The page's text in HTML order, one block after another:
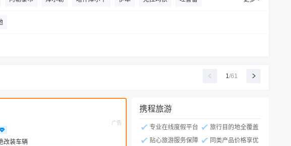
1/61
改装车辆
广告
携程旅游
专业在线度假平台
旅行目的地全覆盖
贴心旅游服务保障
同类产品价格享优